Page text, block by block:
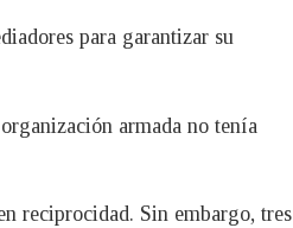
para garantizar su
armada no tenía
reciprocidad. Sin embargo, tres